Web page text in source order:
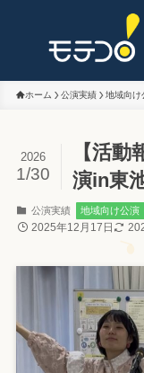
ホーム 公演実績 地域向け
【活
演in東
2026
1/30
公演実績 地域向け公演
2025年12月17日